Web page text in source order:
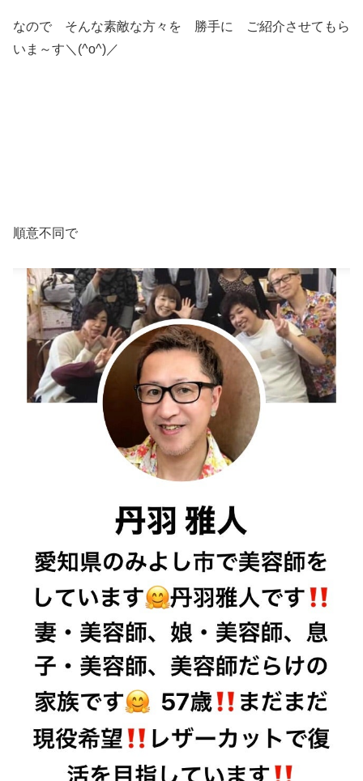
なので そんな素敵な方々を 勝手に ご紹介させてもら
いま～す＼(^o^)／
順意不同で